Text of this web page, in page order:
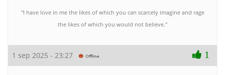
"I have love in me the likes of which you can scarcely imagine and rage
the likes of which you would not believe."
1 sep 2025 - 23:27 1